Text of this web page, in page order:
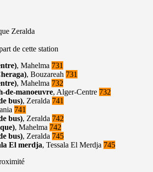
Zeralda
de cette station
, Mahelma 731
, Bouzareah 731
, Mahelma 732
de-manoeuvre, Alger-Centre 732
bus), Zeralda 741
741
bus), Zeralda 742
, Mahelma 742
bus), Zeralda 745
El merdja, Tessala El Merdja 745